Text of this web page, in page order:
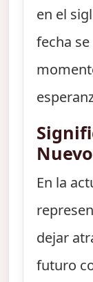
en el
fecha
Nuevo
En la
dejar
futuro